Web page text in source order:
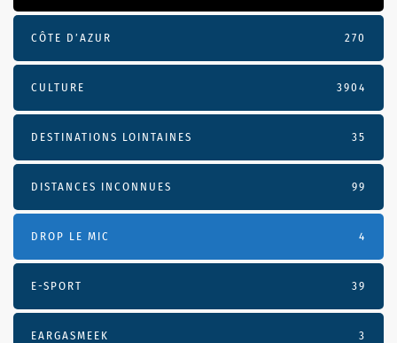
CÔTE D’AZUR 270
CULTURE 3904
DESTINATIONS LOINTAINES 35
DISTANCES INCONNUES 99
DROP LE MIC 4
E-SPORT 39
EARGASMEEK 3